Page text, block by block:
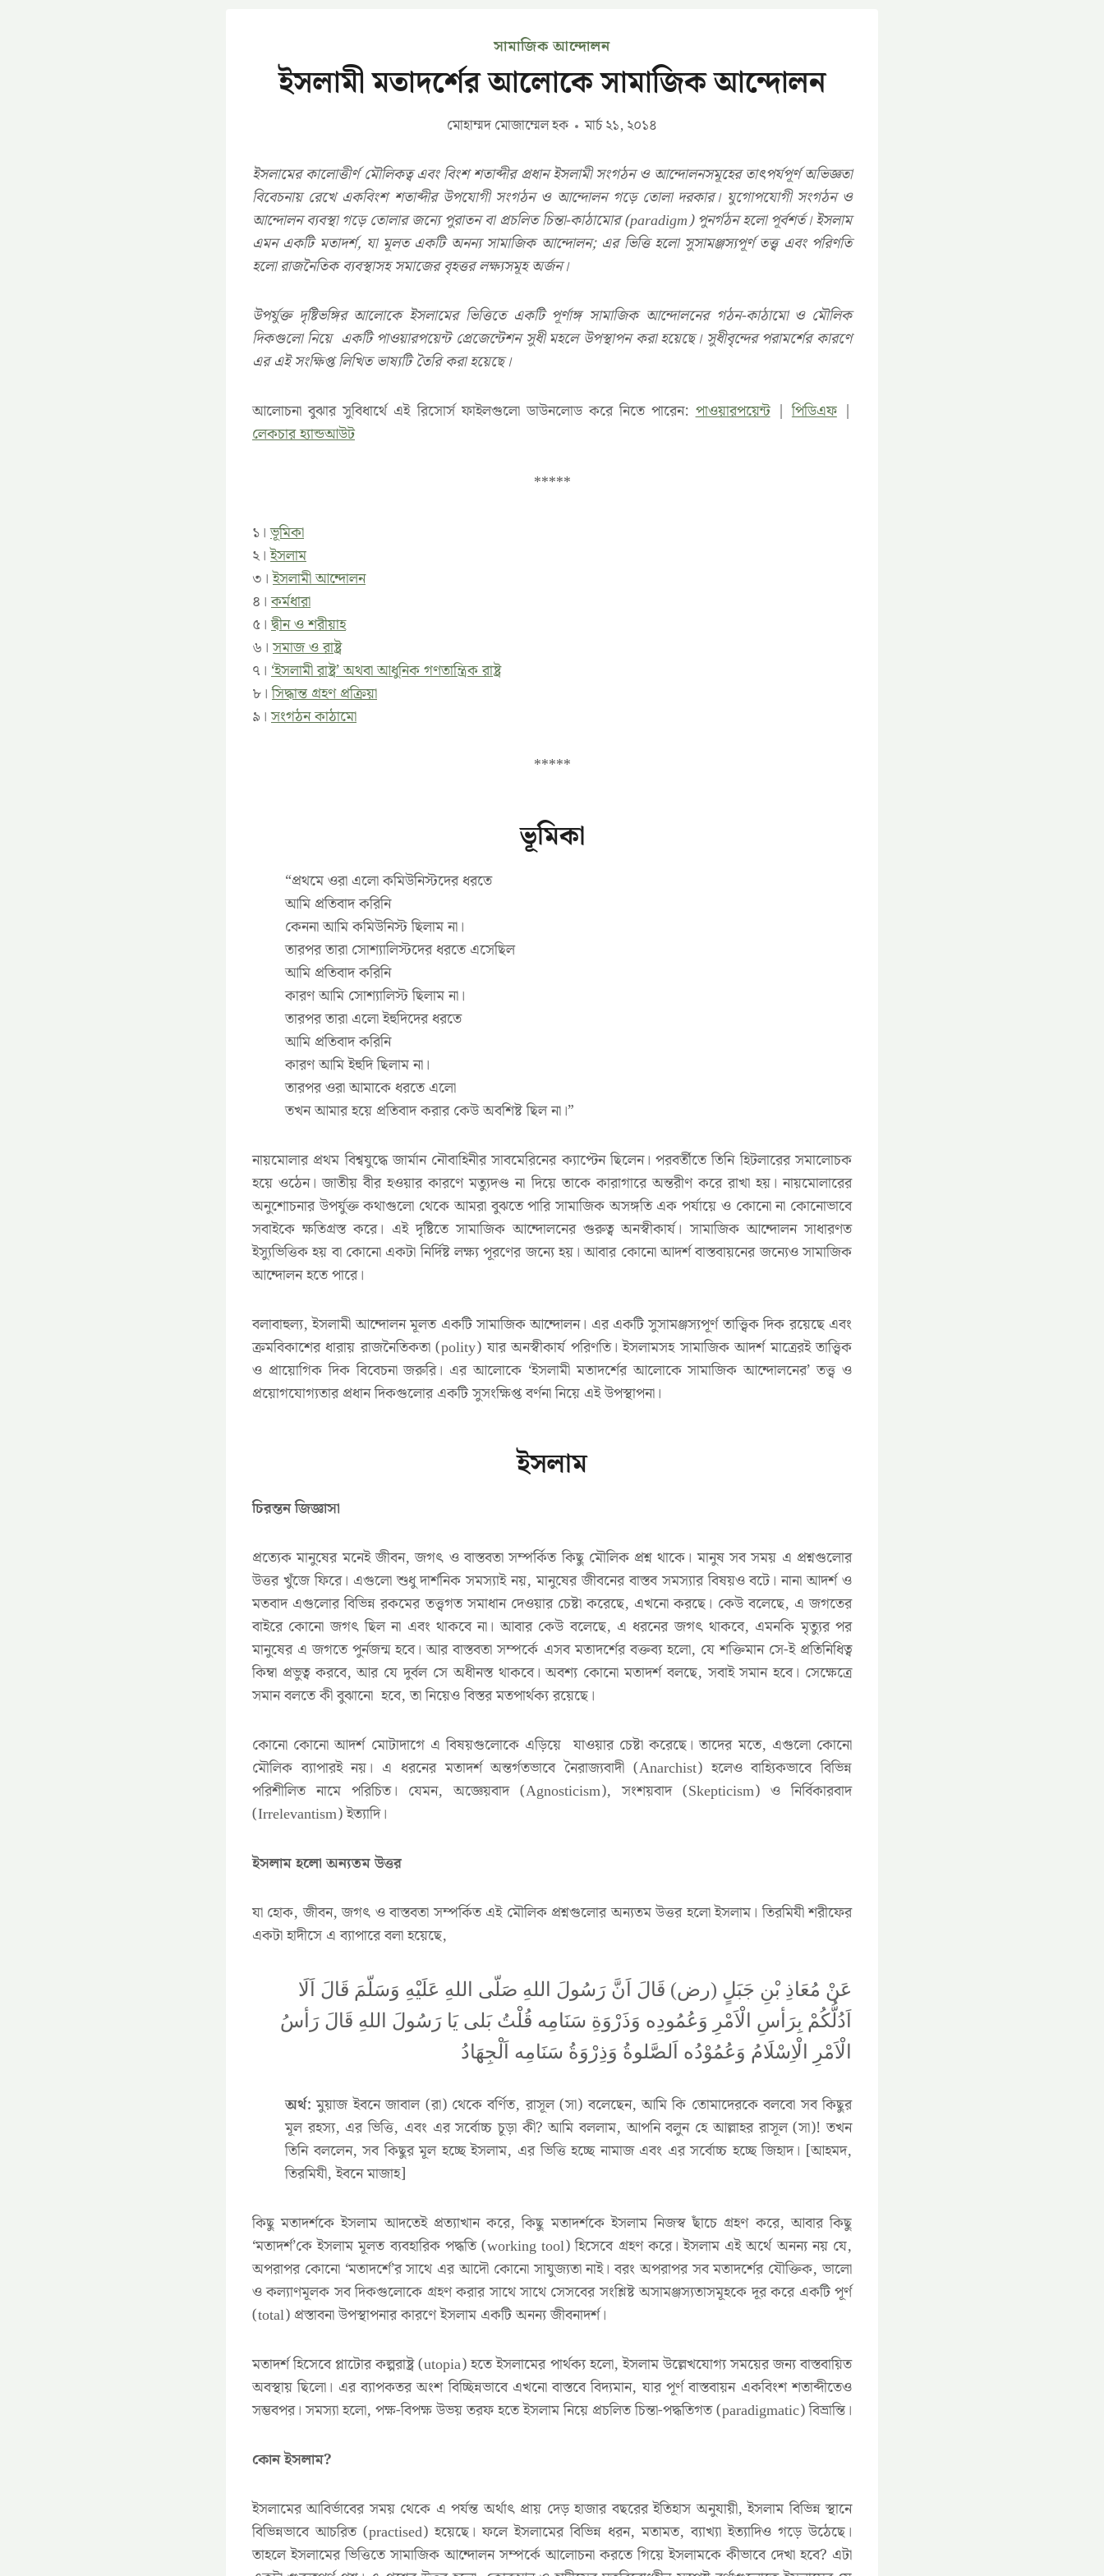
সামাজিক আন্দোলন
ইসলামী মতাদর্শের আলোকে সামাজিক আন্দোলন
মোহাম্মদ মোজাম্মেল হক মার্চ ২১, ২০১৪
ইসলামের কালোত্তীর্ণ মৌলিকত্ব এবং বিংশ শতাব্দীর প্রধান ইসলামী সংগঠন ও আন্দোলনসমূহের তাৎপর্যপূর্ণ অভিজ্ঞতা
বিবেচনায় রেখে একবিংশ শতাব্দীর উপযোগী সংগঠন ও আন্দোলন গড়ে তোলা দরকার। যুগোপযোগী সংগঠন ও
আন্দোলন ব্যবস্থা গড়ে তোলার জন্যে পুরাতন বা প্রচলিত চিন্তা-কাঠামোর (paradigm) পুনর্গঠন হলো পূর্বশর্ত। ইসলাম
এমন একটি মতাদর্শ, যা মূলত একটি অনন্য সামাজিক আন্দোলন; এর ভিত্তি হলো সুসামঞ্জস্যপূর্ণ তত্ত্ব এবং পরিণতি
হলো রাজনৈতিক ব্যবস্থাসহ সমাজের বৃহত্তর লক্ষ্যসমূহ অর্জন।
উপর্যুক্ত দৃষ্টিভঙ্গির আলোকে ইসলামের ভিত্তিতে একটি পূর্ণাঙ্গ সামাজিক আন্দোলনের গঠন-কাঠামো ও মৌলিক
দিকগুলো নিয়ে একটি পাওয়ারপয়েন্ট প্রেজেন্টেশন সুধী মহলে উপস্থাপন করা হয়েছে। সুধীবৃন্দের পরামর্শের কারণে
এর এই সংক্ষিপ্ত লিখিত ভাষ্যটি তৈরি করা হয়েছে।
আলোচনা বুঝার সুবিধার্থে এই রিসোর্স ফাইলগুলো ডাউনলোড করে নিতে পারেন:পাওয়ারপয়েন্ট|পিডিএফ|
লেকচার হ্যান্ডআউট
*****
১।ভূমিকা
২।ইসলাম
৩।ইসলামী আন্দোলন
৪।কর্মধারা
৫।দ্বীন ও শরীয়াহ
৬।সমাজ ও রাষ্ট্র
৭। ‘ইসলামী রাষ্ট্র’ অথবা আধুনিক গণতান্ত্রিক রাষ্ট্র
৮।সিদ্ধান্ত গ্রহণ প্রক্রিয়া
৯।সংগঠন কাঠামো
*****
ভূমিকা
“প্রথমে ওরা এলো কমিউনিস্টদের ধরতে
আমি প্রতিবাদ করিনি
কেননা আমি কমিউনিস্ট ছিলাম না।
তারপর তারা সোশ্যালিস্টদের ধরতে এসেছিল
আমি প্রতিবাদ করিনি
কারণ আমি সোশ্যালিস্ট ছিলাম না।
তারপর তারা এলো ইহুদিদের ধরতে
আমি প্রতিবাদ করিনি
কারণ আমি ইহুদি ছিলাম না।
তারপর ওরা আমাকে ধরতে এলো
তখন আমার হয়ে প্রতিবাদ করার কেউ অবশিষ্ট ছিল না।”
নায়মোলার প্রথম বিশ্বযুদ্ধে জার্মান নৌবাহিনীর সাবমেরিনের ক্যাপ্টেন ছিলেন। পরবর্তীতে তিনি হিটলারের সমালোচক
হয়ে ওঠেন। জাতীয় বীর হওয়ার কারণে মত্যুদণ্ড না দিয়ে তাকে কারাগারে অন্তরীণ করে রাখা হয়। নায়মোলারের
অনুশোচনার উপর্যুক্ত কথাগুলো থেকে আমরা বুঝতে পারি সামাজিক অসঙ্গতি এক পর্যায়ে ও কোনো না কোনোভাবে
সবাইকে ক্ষতিগ্রস্ত করে। এই দৃষ্টিতে সামাজিক আন্দোলনের গুরুত্ব অনস্বীকার্য। সামাজিক আন্দোলন সাধারণত
ইস্যুভিত্তিক হয় বা কোনো একটা নির্দিষ্ট লক্ষ্য পূরণের জন্যে হয়। আবার কোনো আদর্শ বাস্তবায়নের জন্যেও সামাজিক
আন্দোলন হতে পারে।
বলাবাহুল্য, ইসলামী আন্দোলন মূলত একটি সামাজিক আন্দোলন। এর একটি সুসামঞ্জস্যপূর্ণ তাত্ত্বিক দিক রয়েছে এবং
ক্রমবিকাশের ধারায় রাজনৈতিকতা (polity) যার অনস্বীকার্য পরিণতি। ইসলামসহ সামাজিক আদর্শ মাত্রেরই তাত্ত্বিক
ও প্রায়োগিক দিক বিবেচনা জরুরি। এর আলোকে ‘ইসলামী মতাদর্শের আলোকে সামাজিক আন্দোলনের’ তত্ত্ব ও
প্রয়োগযোগ্যতার প্রধান দিকগুলোর একটি সুসংক্ষিপ্ত বর্ণনা নিয়ে এই উপস্থাপনা।
ইসলাম
চিরন্তন জিজ্ঞাসা
প্রত্যেক মানুষের মনেই জীবন, জগৎ ও বাস্তবতা সম্পর্কিত কিছু মৌলিক প্রশ্ন থাকে। মানুষ সব সময় এ প্রশ্নগুলোর
উত্তর খুঁজে ফিরে। এগুলো শুধু দার্শনিক সমস্যাই নয়, মানুষের জীবনের বাস্তব সমস্যার বিষয়ও বটে। নানা আদর্শ ও
মতবাদ এগুলোর বিভিন্ন রকমের তত্ত্বগত সমাধান দেওয়ার চেষ্টা করেছে, এখনো করছে। কেউ বলেছে, এ জগতের
বাইরে কোনো জগৎ ছিল না এবং থাকবে না। আবার কেউ বলেছে, এ ধরনের জগৎ থাকবে, এমনকি মৃত্যুর পর
মানুষের এ জগতে পুর্নজন্ম হবে। আর বাস্তবতা সম্পর্কে এসব মতাদর্শের বক্তব্য হলো, যে শক্তিমান সে-ই প্রতিনিধিত্ব
কিম্বা প্রভুত্ব করবে, আর যে দুর্বল সে অধীনস্ত থাকবে। অবশ্য কোনো মতাদর্শ বলছে, সবাই সমান হবে। সেক্ষেত্রে
সমান বলতে কী বুঝানো হবে, তা নিয়েও বিস্তর মতপার্থক্য রয়েছে।
কোনো কোনো আদর্শ মোটাদাগে এ বিষয়গুলোকে এড়িয়ে যাওয়ার চেষ্টা করেছে। তাদের মতে, এগুলো কোনো
মৌলিক ব্যাপারই নয়। এ ধরনের মতাদর্শ অন্তর্গতভাবে নৈরাজ্যবাদী (Anarchist) হলেও বাহ্যিকভাবে বিভিন্ন
পরিশীলিত নামে পরিচিত। যেমন, অজ্ঞেয়বাদ (Agnosticism), সংশয়বাদ (Skepticism) ও নির্বিকারবাদ
(Irrelevantism) ইত্যাদি।
ইসলাম হলো অন্যতম উত্তর
যা হোক, জীবন, জগৎ ও বাস্তবতা সম্পর্কিত এই মৌলিক প্রশ্নগুলোর অন্যতম উত্তর হলো ইসলাম। তিরমিযী শরীফের
একটা হাদীসে এ ব্যাপারে বলা হয়েছে,
عَنْ مُعَاذِ بْنِ جَبَلٍ (رض) قَالَ اَنَّ رَسُولَ اللهِ صَلّى اللهِ عَلَيْهِ وَسَلّمَ قَالَ اَلَا
اَدُلُّكُمْ بِرَأسِ الْاَمْرِ وَعُمُودِه وَذَرْوَةِ سَنَامِه قُلْتُ بَلى يَا رَسُولَ اللهِ قَالَ رَأسُ
الْاَمْرِ الْاِسْلَامُ وَعُمُوْدُه اَلصَّلوةُ وَذِرْوَةُ سَنَامِه اَلْجِهَادُ
অর্থ: মুয়াজ ইবনে জাবাল (রা) থেকে বর্ণিত, রাসূল (সা) বলেছেন, আমি কি তোমাদেরকে বলবো সব কিছুর
মূল রহস্য, এর ভিত্তি, এবং এর সর্বোচ্চ চূড়া কী? আমি বললাম, আপনি বলুন হে আল্লাহর রাসূল (সা)! তখন
তিনি বললেন, সব কিছুর মূল হচ্ছে ইসলাম, এর ভিত্তি হচ্ছে নামাজ এবং এর সর্বোচ্চ হচ্ছে জিহাদ। [আহমদ,
তিরমিযী, ইবনে মাজাহ]
কিছু মতাদর্শকে ইসলাম আদতেই প্রত্যাখান করে, কিছু মতাদর্শকে ইসলাম নিজস্ব ছাঁচে গ্রহণ করে, আবার কিছু
‘মতাদর্শ’কে ইসলাম মূলত ব্যবহারিক পদ্ধতি (working tool) হিসেবে গ্রহণ করে। ইসলাম এই অর্থে অনন্য নয় যে,
অপরাপর কোনো ‘মতাদর্শে’র সাথে এর আদৌ কোনো সাযুজ্যতা নাই। বরং অপরাপর সব মতাদর্শের যৌক্তিক, ভালো
ও কল্যাণমূলক সব দিকগুলোকে গ্রহণ করার সাথে সাথে সেসবের সংশ্লিষ্ট অসামঞ্জস্যতাসমূহকে দূর করে একটি পূর্ণ
(total) প্রস্তাবনা উপস্থাপনার কারণে ইসলাম একটি অনন্য জীবনাদর্শ।
মতাদর্শ হিসেবে প্লাটোর কল্পরাষ্ট্র (utopia) হতে ইসলামের পার্থক্য হলো, ইসলাম উল্লেখযোগ্য সময়ের জন্য বাস্তবায়িত
অবস্থায় ছিলো। এর ব্যাপকতর অংশ বিচ্ছিন্নভাবে এখনো বাস্তবে বিদ্যমান, যার পূর্ণ বাস্তবায়ন একবিংশ শতাব্দীতেও
সম্ভবপর। সমস্যা হলো, পক্ষ-বিপক্ষ উভয় তরফ হতে ইসলাম নিয়ে প্রচলিত চিন্তা-পদ্ধতিগত (paradigmatic) বিভ্রান্তি।
কোন ইসলাম?
ইসলামের আবির্ভাবের সময় থেকে এ পর্যন্ত অর্থাৎ প্রায় দেড় হাজার বছরের ইতিহাস অনুযায়ী, ইসলাম বিভিন্ন স্থানে
বিভিন্নভাবে আচরিত (practised) হয়েছে। ফলে ইসলামের বিভিন্ন ধরন, মতামত, ব্যাখ্যা ইত্যাদিও গড়ে উঠেছে।
তাহলে ইসলামের ভিত্তিতে সামাজিক আন্দোলন সম্পর্কে আলোচনা করতে গিয়ে ইসলামকে কীভাবে দেখা হবে? এটা